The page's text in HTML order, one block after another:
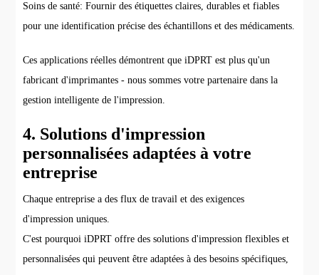
Soins de santé: Fournir des étiquettes claires, durables et fiables
pour une identification précise des échantillons et des médicaments.
Ces applications réelles démontrent que iDPRT est plus qu'un
fabricant d'imprimantes - nous sommes votre partenaire dans la
gestion intelligente de l'impression.
4. Solutions d'impression
personnalisées adaptées à votre
entreprise
Chaque entreprise a des flux de travail et des exigences
d'impression uniques.
C'est pourquoi iDPRT offre des solutions d'impression flexibles et
personnalisées qui peuvent être adaptées à des besoins spécifiques,